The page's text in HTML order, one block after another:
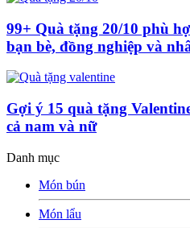
99+ Quà tặng 20/10 phù
bạn bè, đồng nghiệp và
Gợi ý 15 quà tặng
cả nam và nữ
Danh mục
Món bún
Món lẩu